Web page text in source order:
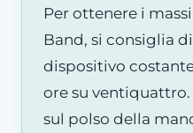
Per ottenere i
Band, si consiglia
dispositivo
ore su
sul polso della